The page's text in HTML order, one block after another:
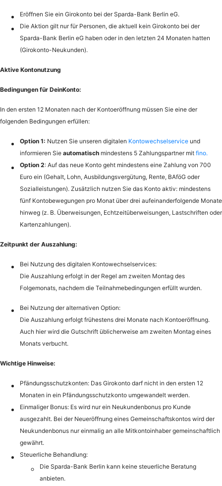
Eröffnen Sie ein Girokonto bei der Sparda-Bank Berlin eG.
Die Aktion gilt nur für Personen, die aktuell kein Girokonto bei der
Sparda-Bank Berlin eG haben oder in den letzten 24 Monaten hatten
(Girokonto-Neukunden).
Aktive Kontonutzung
Bedingungen für DeinKonto:
In den ersten 12 Monaten nach der Kontoeröffnung müssen Sie eine der
folgenden Bedingungen erfüllen:
Option 1: Nutzen Sie unseren digitalen Kontowechselservice und
informieren Sie automatisch mindestens 5 Zahlungspartner mit fino.
Option 2: Auf das neue Konto geht mindestens eine Zahlung von 700
Euro ein (Gehalt, Lohn, Ausbildungsvergütung, Rente, BAföG oder
Sozialleistungen). Zusätzlich nutzen Sie das Konto aktiv: mindestens
fünf Kontobewegungen pro Monat über drei aufeinanderfolgende Monate
hinweg (z. B. Überweisungen, Echtzeitüberweisungen, Lastschriften oder
Kartenzahlungen).
Zeitpunkt der Auszahlung:
Bei Nutzung des digitalen Kontowechselservices:
Die Auszahlung erfolgt in der Regel am zweiten Montag des
Folgemonats, nachdem die Teilnahmebedingungen erfüllt wurden.
Bei Nutzung der alternativen Option:
Die Auszahlung erfolgt frühestens drei Monate nach Kontoeröffnung.
Auch hier wird die Gutschrift üblicherweise am zweiten Montag eines
Monats verbucht.
Wichtige Hinweise:
Pfändungsschutzkonten: Das Girokonto darf nicht in den ersten 12
Monaten in ein Pfändungsschutzkonto umgewandelt werden.
Einmaliger Bonus: Es wird nur ein Neukundenbonus pro Kunde
ausgezahlt. Bei der Neueröffnung eines Gemeinschaftskontos wird der
Neukundenbonus nur einmalig an alle Mitkontoinhaber gemeinschaftlich
gewährt.
Steuerliche Behandlung:
Die Sparda-Bank Berlin kann keine steuerliche Beratung
anbieten.